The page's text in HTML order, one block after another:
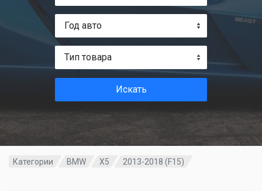
Год авто
Тип товара
Искать
Категории BMW X5 2013-2018 (F15)